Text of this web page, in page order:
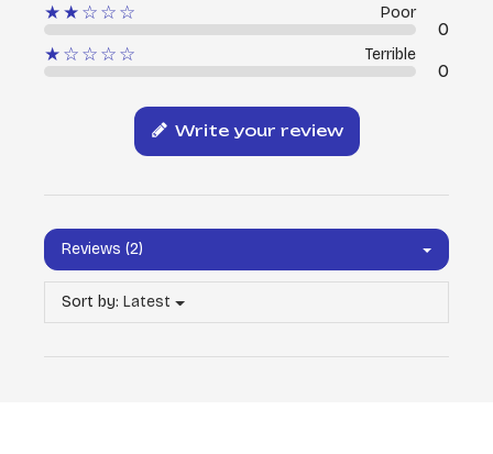
★★☆☆☆
Poor
0
★☆☆☆☆
Terrible
0
Write your review
Reviews (2)
Sort by: Latest